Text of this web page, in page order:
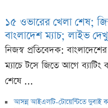
১৫ ওভারের খেলা শেষ;
বাংলাদেশ ম্যাচ; লাইভ
নিজস্ব প্রতিবেদক:
ম্যাচে টসে জিতে আগে
শেষে ...
আসন্ন আইএলটি-টোয়েন্টিতে দুবাই